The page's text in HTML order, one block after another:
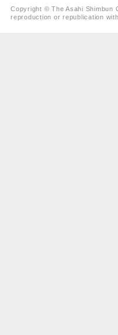
Copyright © The Asahi Shimbun
reproduction or republication